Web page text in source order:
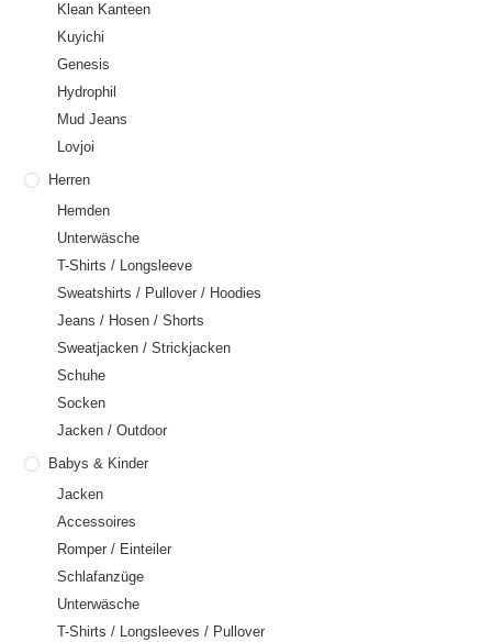
Klean Kanteen
Kuyichi
Genesis
Hydrophil
Mud Jeans
Lovjoi
Herren
Hemden
Unterwäsche
T-Shirts / Longsleeve
Sweatshirts / Pullover / Hoodies
Jeans / Hosen / Shorts
Sweatjacken / Strickjacken
Schuhe
Socken
Jacken / Outdoor
Babys & Kinder
Jacken
Accessoires
Romper / Einteiler
Schlafanzüge
Unterwäsche
T-Shirts / Longsleeves / Pullover